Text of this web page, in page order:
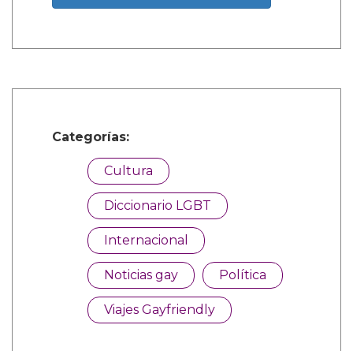
Categorías:
Cultura
Diccionario LGBT
Internacional
Noticias gay Política
Viajes Gayfriendly